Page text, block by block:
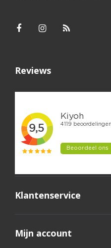
Reviews
Klantenservice
Mijn account